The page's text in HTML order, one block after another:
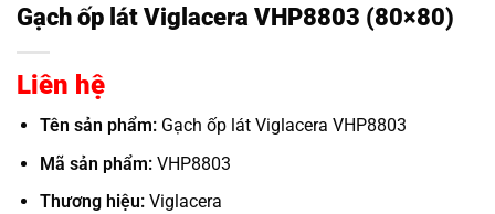
Gạch ốp lát Viglacera VHP8803 (80×80)
Liên hệ
Tên sản phẩm:Gạch ốp lát Viglacera VHP8803
Mã sản phẩm:VHP8803
Thương hiệu:Viglacera